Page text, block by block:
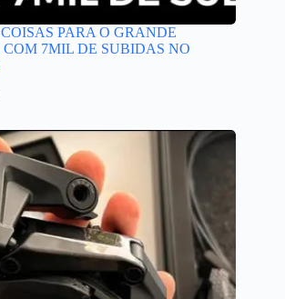
PARA O GRANDE
7MIL DE SUBIDAS NO